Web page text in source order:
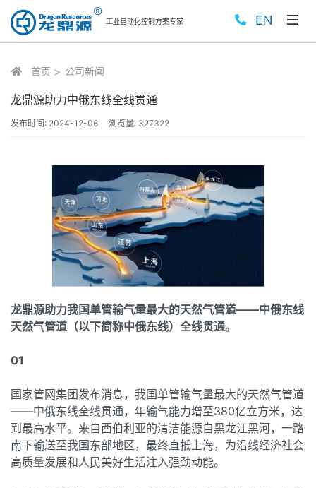
工业自动化控制方案专家 EN
首页 公司新闻
龙鼎源助力中俄东线全线贯通
发布时间: 2024-12-06 浏览量: 327322
龙鼎源助力我国单管输气量最大的天然气管道——中俄东线
天然气管道（以下简称中俄东线）全线贯通。
01
国家管网集团发布消息，我国单管输气量最大的天然气管道
——中俄东线全线贯通，年输气能力增至380亿立方米，达
到最高水平。来自西伯利亚的清洁能源自黑龙江黑河，一路
南下输送至我国东部地区，最终直抵上海，为沿线经济社会
高质量发展和人民美好生活注入强劲动能。